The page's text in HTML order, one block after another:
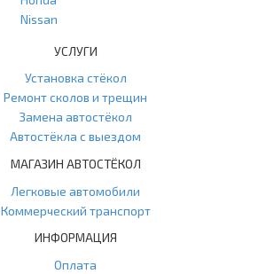
Nissan
УСЛУГИ
Установка стёкол
Ремонт сколов и трещин
Замена автостёкол
Автостёкла с выездом
МАГАЗИН АВТОСТЁКОЛ
Легковые автомобили
Коммерческий транспорт
ИНФОРМАЦИЯ
Оплата